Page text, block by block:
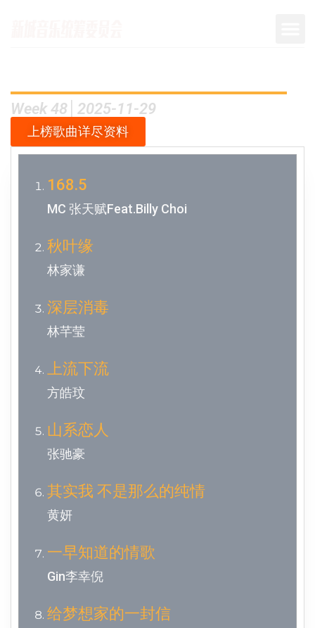
Week 48│2025-11-29
上榜歌曲详尽资料
168.5
MC 张天赋Feat.Billy Choi
秋叶缘
林家谦
深层消毒
林芊莹
上流下流
方皓玟
山系恋人
张驰豪
其实我 不是那么的纯情
黄妍
一早知道的情歌
Gin李幸倪
给梦想家的一封信